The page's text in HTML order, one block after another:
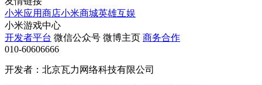
小米应用商店小米商城英雄互娱
小米游戏中心
开发者平台 微信公众号 微博主页 商务合作
010-60606666
开发者：北京瓦力网络科技有限公司